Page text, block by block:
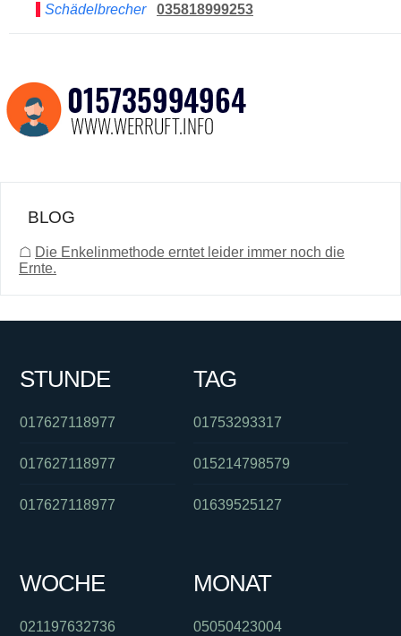
Schädelbrecher
035818999253
BLOG
☖ Die Enkelinmethode erntet leider immer noch die
Ernte.
STUNDE
017627118977
017627118977
017627118977
TAG
01753293317
015214798579
01639525127
WOCHE
021197632736
MONAT
05050423004